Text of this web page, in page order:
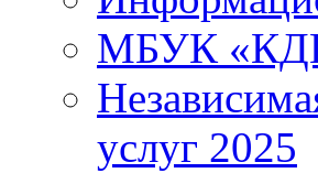
МБУК
услуг 2025